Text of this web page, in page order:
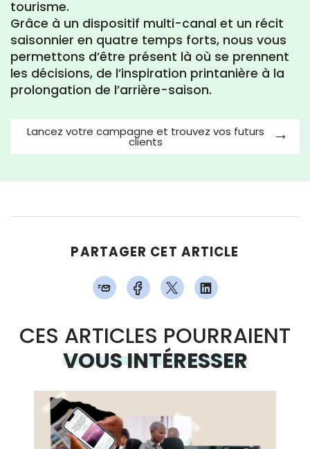
tourisme.
Grâce à un dispositif multi-canal et un récit
saisonnier en quatre temps forts, nous vous
permettons d’être présent là où se prennent
les décisions, de l’inspiration printanière à la
prolongation de l’arrière-saison.
Lancez votre campagne et trouvez vos futurs
clients
PARTAGER CET ARTICLE
CES ARTICLES POURRAIENT
VOUS INTÉRESSER